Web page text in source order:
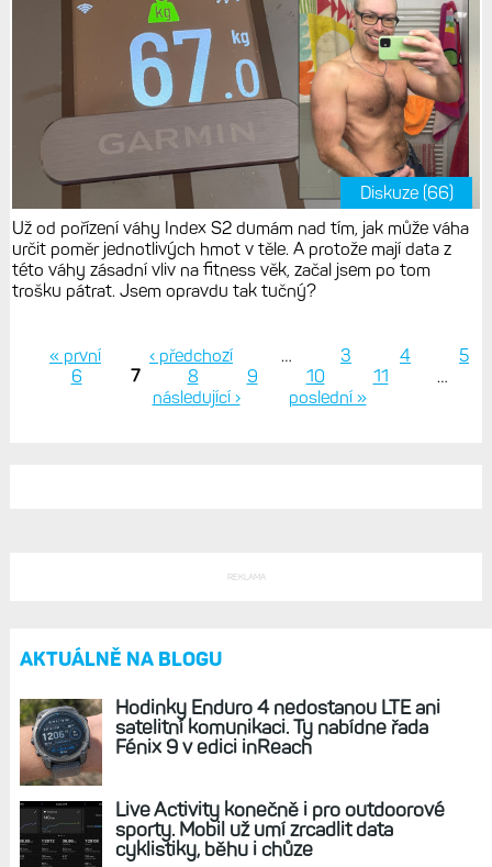
Diskuze (66)
Už od pořízení váhy Index S2 dumám nad tím, jak může váha
určit poměr jednotlivých hmot v těle. A protože mají data z
této váhy zásadní vliv na fitness věk, začal jsem po tom
trošku pátrat. Jsem opravdu tak tučný?
Stránky
« první ‹ předchozí … 3 4
5
6
7 8 9 10 11
…
následující ›
poslední »